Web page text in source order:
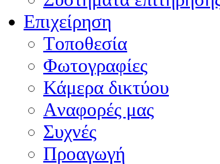
Επιχείρηση
Tοποθεσία
Φωτογραφίες
Κάμερα δικτύου
Aναφορές μας
Συχνές
Προαγωγή